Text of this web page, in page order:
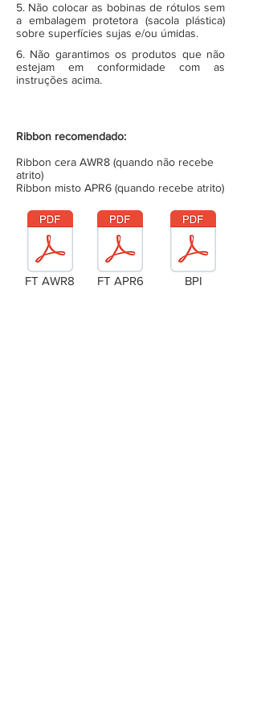
5. Não colocar as bobinas de rótulos sem
a embalagem protetora (sacola plástica)
sobre superfícies sujas e/ou úmidas.
6. Não garantimos os produtos que não
estejam em conformidade com as
instruções acima.
Ribbon recomendado:
Ribbon cera AWR8 (quando não recebe
atrito)
Ribbon misto APR6 (quando recebe atrito)
FT AWR8 FT APR6 BPI